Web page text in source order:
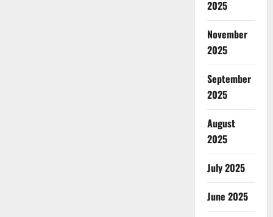
2025
November
2025
September
2025
August
2025
July 2025
June 2025